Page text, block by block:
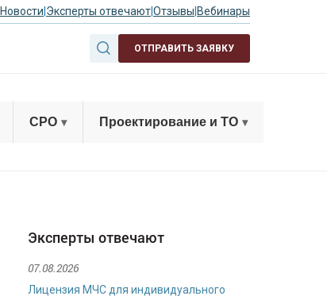
Новости Эксперты отвечаютОтзывы Вебинары
ОТПРАВИТЬ ЗАЯВКУ
СРО Проектирование и ТО
Эксперты отвечают
07.08.2026
Лицензия МЧС для индивидуального